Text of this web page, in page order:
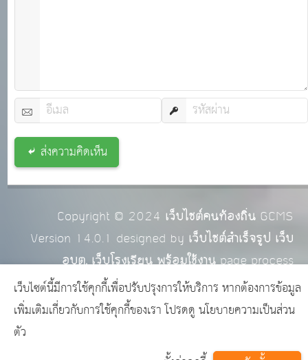
ส่งความคิดเห็น
Copyright © 2024 เว็บไซต์คนท้องถิ่นGCMS
Version 14.0.1 designed by เว็บไซต์สำเร็จรูป เว็บ
อบต. เว็บโรงเรียน พร้อมใช้งานpage process
0.0322วินาที (15quries.)
เว็บไซต์นี้มีการใช้คุกกี้เพื่อปรับปรุงการให้บริการ หากต้องการข้อมูล
เพิ่มเติมเกี่ยวกับการใช้คุกกี้ของเรา โปรดดูนโยบายความเป็นส่วน
ตัว